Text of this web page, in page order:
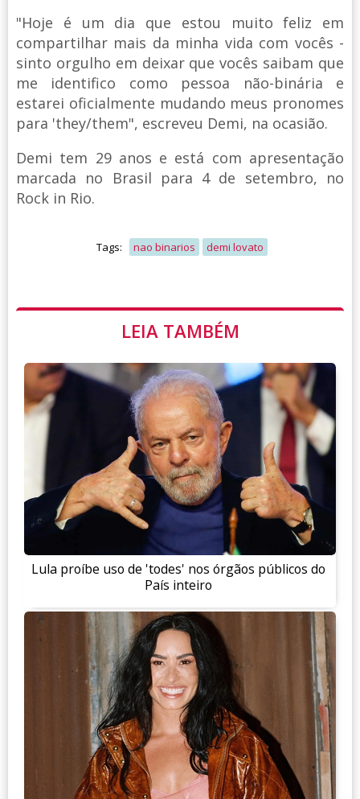
"Hoje é um dia que estou muito feliz em
compartilhar mais da minha vida com vocês -
sinto orgulho em deixar que vocês saibam que
me identifico como pessoa não-binária e
estarei oficialmente mudando meus pronomes
para 'they/them", escreveu Demi, na ocasião.
Demi tem 29 anos e está com apresentação
marcada no Brasil para 4 de setembro, no
Rock in Rio.
Tags: nao binarios demi lovato
LEIA TAMBÉM
Lula proíbe uso de 'todes' nos órgãos públicos do
País inteiro